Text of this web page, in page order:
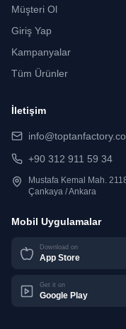
Müşteri Ol
Giriş Yap
Kampanyalar
Tüm Ürünler
İletişim
+90 312 911 59 34
Mustafa Kemal Mah.
Çankaya / Ankara
Mobil Uygulamalar
Download on
App Store
Get it on
Google Play